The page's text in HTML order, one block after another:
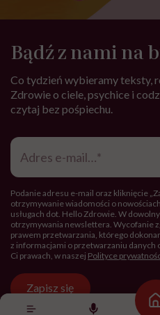
Bądź z nami na
Co tydzień wybieramy teksty,
Zdrowie o ciele, psychice i
czytaj bez pośpiechu.
Adres
mail*
Podanie adresu e-mail oraz kliknięcie
otrzymywanie wiadomości o
usługach dot. Hello Zdrowie. W
otrzymywania newslettera. Wycofanie
prawem przetwarzania, którego
z informacjami o przetwarzaniu danych
Ci prawach, w naszej Polityce
Zapisz się